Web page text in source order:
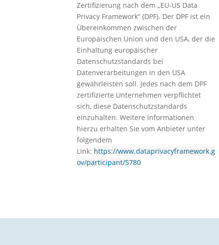
Zertifizierung nach dem „EU-US Data
Privacy Framework“ (DPF). Der DPF ist ein
Übereinkommen zwischen der
Europäischen Union und den USA, der die
Einhaltung europäischer
Datenschutzstandards bei
Datenverarbeitungen in den USA
gewährleisten soll. Jedes nach dem DPF
zertifizierte Unternehmen verpflichtet
sich, diese Datenschutzstandards
einzuhalten. Weitere Informationen
hierzu erhalten Sie vom Anbieter unter
folgendem
Link: https://www.dataprivacyframework.g
ov/participant/5780